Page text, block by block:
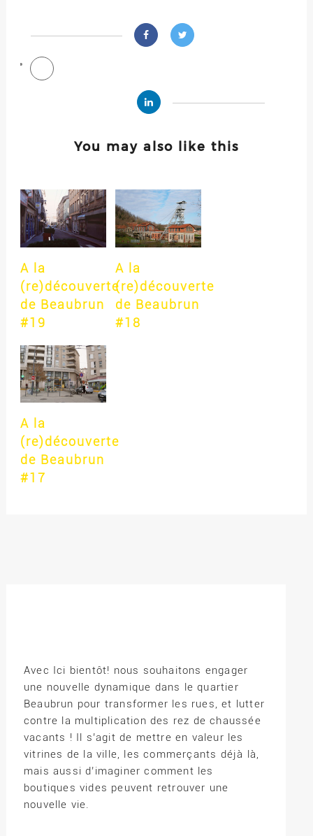
You may also like this
A la
(re)découverte
de Beaubrun
#19
A la
(re)découverte
de Beaubrun
#18
A la
(re)découverte
de Beaubrun
#17
Avec Ici bientôt! nous souhaitons engager
une nouvelle dynamique dans le quartier
Beaubrun pour transformer les rues, et lutter
contre la multiplication des rez de chaussée
vacants ! Il s’agit de mettre en valeur les
vitrines de la ville, les commerçants déjà là,
mais aussi d’imaginer comment les
boutiques vides peuvent retrouver une
nouvelle vie.